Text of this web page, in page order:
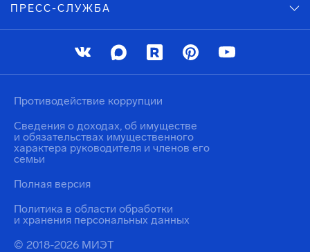
ПРЕСС-СЛУЖБА
© 2018-2026 МИЭТ
Политика в области обработки
и хранения персональных данных
Противодействие коррупции
Сведения о доходах, об имуществе
и обязательствах имущественного
характера руководителя и членов его
семьи
Полная версия